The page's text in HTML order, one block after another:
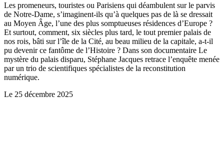
Les promeneurs, touristes ou Parisiens qui déambulent sur le parvis
de Notre-Dame, s’imaginent-ils qu’à quelques pas de là se dressait
au Moyen Âge, l’une des plus somptueuses résidences d’Europe ?
Et surtout, comment, six siècles plus tard, le tout premier palais de
nos rois, bâti sur l’île de la Cité, au beau milieu de la capitale, a-t-il
pu devenir ce fantôme de l’Histoire ? Dans son documentaire Le
mystère du palais disparu, Stéphane Jacques retrace l’enquête menée
par un trio de scientifiques spécialistes de la reconstitution
numérique.
Le 25 décembre 2025